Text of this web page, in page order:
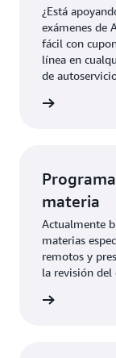
¿Está
exámenes de
fácil con
línea en
de
materia
Actualmente
materias
remotos y
la revisión del